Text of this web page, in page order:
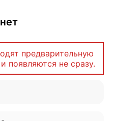
предварительную
появляются не сразу.